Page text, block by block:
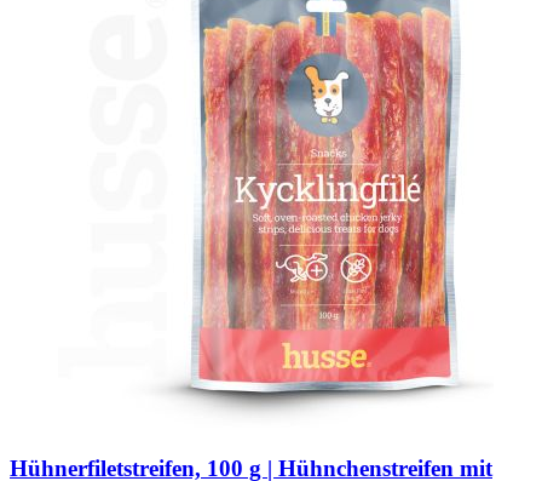
Hühnerfiletstreifen, 100 g | Hühnchenstreifen mit